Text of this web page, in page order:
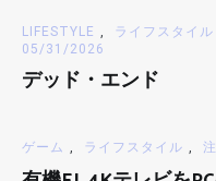
LIFESTYLE , ライフスタイル
05/31/2026
デッド・エンド
ゲーム , ライフスタイル ,